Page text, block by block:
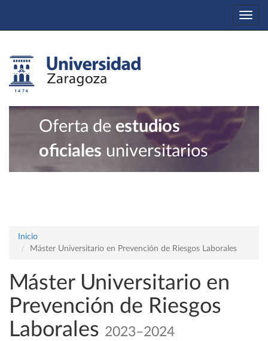
Oferta de estudios
oficiales universitarios
Inicio
Máster Universitario en Prevención de Riesgos Laborales
Máster Universitario en
Prevención de Riesgos
Laborales 2023–2024